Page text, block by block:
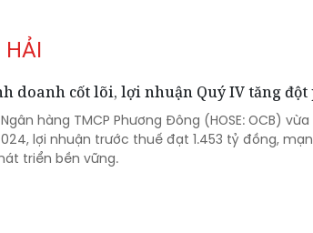
HẢI
doanh cốt lõi, lợi nhuận Quý IV tăng đột
hàng TMCP Phương Đông (HOSE: OCB)
lợi nhuận trước thuế đạt 1.453 tỷ đồng,
triển bền vững.